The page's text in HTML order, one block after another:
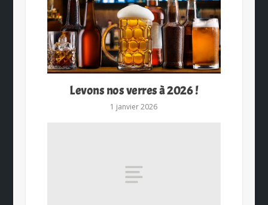
Levons nos verres à 2026 !
1 janvier 2026